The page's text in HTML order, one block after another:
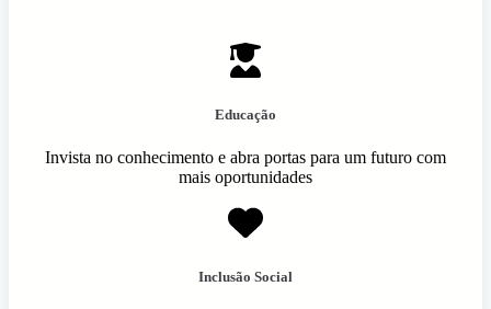
Educação
Invista no conhecimento e abra portas para um futuro com
mais oportunidades
Inclusão Social